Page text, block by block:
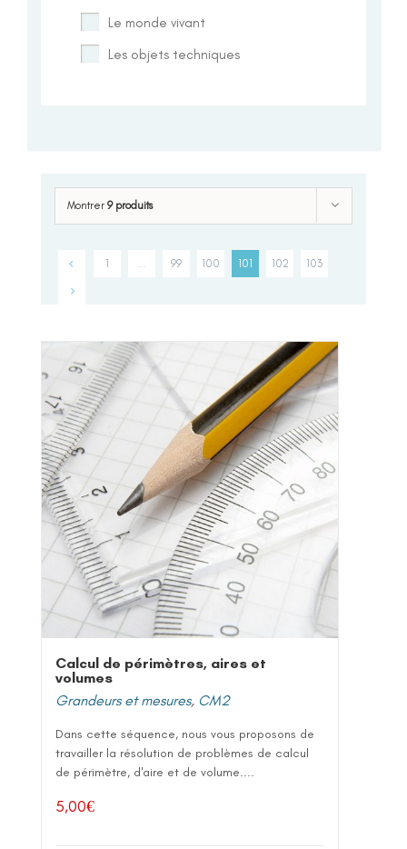
Montrer 9 produits
1 99 100 101 102 103
Calcul de périmètres, aires et
volumes
Grandeurs et mesures, CM2
Dans cette séquence, nous vous proposons de
travailler la résolution de problèmes de calcul
de périmètre, d'aire et de volume....
5,00€
Le monde vivant
Les objets techniques